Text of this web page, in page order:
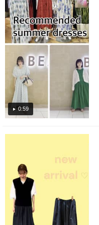
0:59